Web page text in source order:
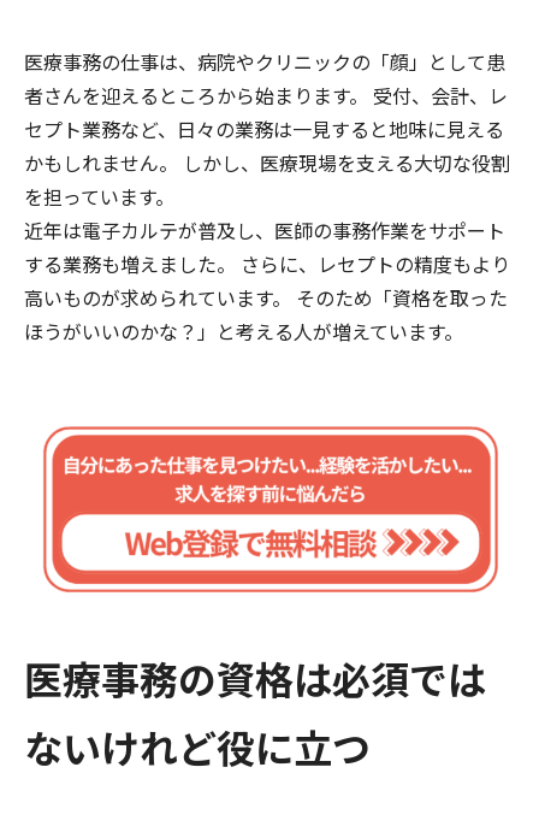
医療事務の仕事は、病院やクリニックの「顔」として患
者さんを迎えるところから始まります。 受付、会計、レ
セプト業務など、日々の業務は一見すると地味に見える
かもしれません。 しかし、医療現場を支える大切な役割
を担っています。
近年は電子カルテが普及し、医師の事務作業をサポート
する業務も増えました。 さらに、レセプトの精度もより
高いものが求められています。 そのため「資格を取った
ほうがいいのかな？」と考える人が増えています。
医療事務の資格は必須では
ないけれど役に立つ